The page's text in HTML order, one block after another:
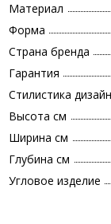
Материал
Форма
Страна бренда
Гарантия
Стилистика
Высота см
Ширина см
Глубина см
Угловое изделие